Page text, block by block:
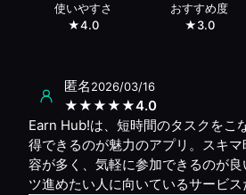
使いやすさ
★4.0
おすすめ度
★3.0
匿名2026/03/16
★★★★★4.0
Earn Hub!は、短時間のタスクをこ
得できるのが魅力のアプリ。スキ
容が多く、気軽に参加できるのが
ツ進めたい人に向いているサービス